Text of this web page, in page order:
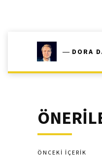
― DORA
ÖNCEKI İÇERIK